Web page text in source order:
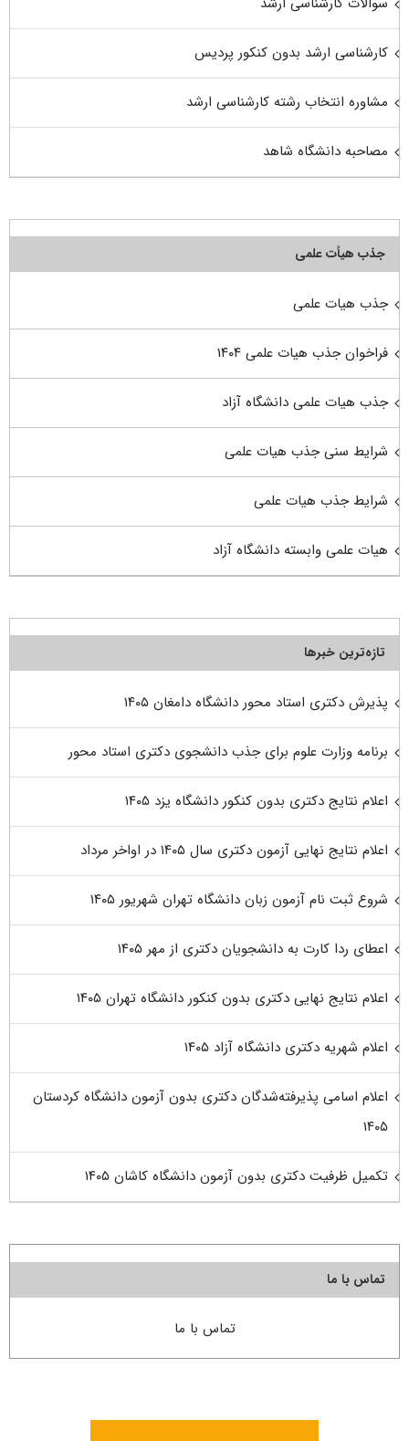
کارشناسی ارشد بدون کنکور پردیس
مشاوره انتخاب رشته کارشناسی ارشد
مصاحبه دانشگاه شاهد
جذب هیأت علمی
جذب هیات علمی
فراخوان جذب هیات علمی ۱۴۰۴
جذب هیات علمی دانشگاه آزاد
شرایط سنی جذب هیات علمی
شرایط جذب هیات علمی
هیات علمی وابسته دانشگاه آزاد
تازه‌ترین خبرها
پذیرش دکتری استاد محور دانشگاه دامغان ۱۴۰۵
برنامه وزارت علوم برای جذب دانشجوی دکتری استاد محور
اعلام نتایج دکتری بدون کنکور دانشگاه یزد ۱۴۰۵
اعلام نتایج نهایی آزمون دکتری سال ۱۴۰۵ در اواخر مرداد
شروع ثبت نام آزمون زبان دانشگاه تهران شهریور ۱۴۰۵
اعطای ردا کارت به دانشجویان دکتری از مهر ۱۴۰۵
اعلام نتایج نهایی دکتری بدون کنکور دانشگاه تهران ۱۴۰۵
اعلام شهریه دکتری دانشگاه آزاد ۱۴۰۵
اعلام اسامی پذیرفته‌شدگان دکتری بدون آزمون دانشگاه کردستان
۱۴۰۵
تکمیل ظرفیت دکتری بدون آزمون دانشگاه کاشان ۱۴۰۵
تماس با ما
تماس با ما